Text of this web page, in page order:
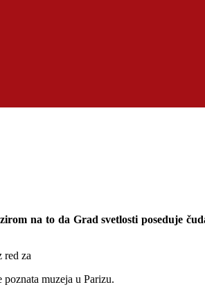
na to da Grad svetlosti poseduje
red za
muzeja u Parizu.